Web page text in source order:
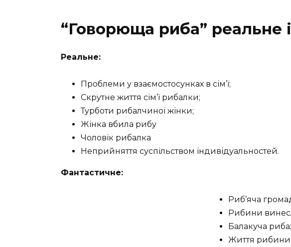
“Говорюща риба” реальне
Реальне:
Проблеми у взаємостосунках в сім’ї;
Скрутне життя сім’ї рибалки;
Турботи рибалчиної жінки;
Жінка вбила рибу
Чоловік рибалка
Неприйняття суспільством індивідуальностей.
Фантастичне:
Риб’яча
Рибини
Балакуча риба;
Життя рибини